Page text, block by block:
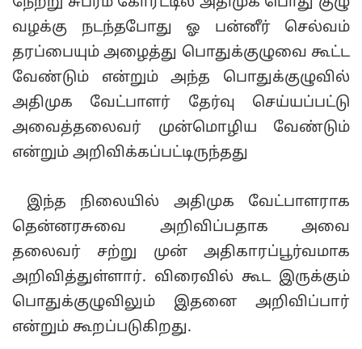
வழக்கு நடந்தபோது ஓ பன்னீர் செல்வம்
தரப்பையும் அழைத்து பொதுக்குழுவை கூட்ட
வேண்டும் என்றும் அந்த பொதுக்குழுவில்
அதிமுக வேட்பாளர் தேர்வு செய்யப்பட்டு
அவைத்தலைவர் முன்மொழிய வேண்டும்
என்றும் அறிவிக்கப்பட்டிருந்தது
இந்த நிலையில் அதிமுக வேட்பாளராக
தென்னரசுவை அறிவிப்பதாக அவை
தலைவர் சற்று முன் அதிகாரப்பூர்வமாக
அறிவித்துள்ளார். விரைவில் கூட இருக்கும்
பொதுக்குழுவிலும் இதனை அறிவிப்பார்
என்றும் கூறப்படுகிறது.